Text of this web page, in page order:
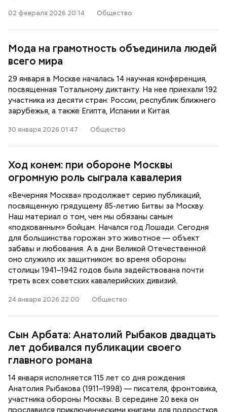
02 февраля 2026 20:14 Общество
Мода на грамотность объединила людей
всего мира
29 января в Москве началась 14 научная конференция,
посвященная Тотальному диктанту. На нее приехали 192
участника из десяти стран: России, республик ближнего
зарубежья, а также Египта, Испании и Китая.
30 января 2026 01:47 Общество
Ход конем: при обороне Москвы
огромную роль сыграла кавалерия
«Вечерняя Москва» продолжает серию публикаций,
посвященную грядущему 85-летию Битвы за Москву.
Наш материал о том, чем мы обязаны самым
«подкованным» бойцам. Начался год Лошади. Сегодня
для большинства горожан это животное — объект
забавы и любования. А в дни Великой Отечественной
оно служило их защитником: во время обороны
столицы 1941–1942 годов была задействована почти
треть всех советских кавалерийских дивизий.
24 января 2026 22:00 Общество
Сын Арбата: Анатолий Рыбаков двадцать
лет добивался публикации своего
главного романа
14 января исполняется 115 лет со дня рождения
Анатолия Рыбакова (1911–1998) — писателя, фронтовика,
участника обороны Москвы. В середине 20 века он
прославился приключенческими книгами для подростков